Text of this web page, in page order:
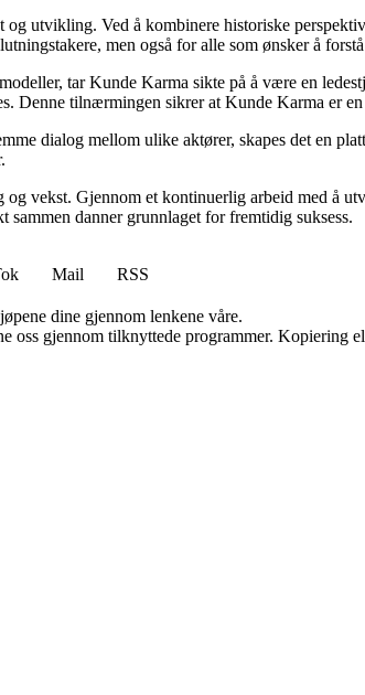
utvikling. Ved å kombinere historiske
men også for alle som ønsker å
tar Kunde Karma sikte på å være en
Denne tilnærmingen sikrer at Kunde Karma er
dialog mellom ulike aktører, skapes det en
vekst. Gjennom et kontinuerlig arbeid med å
danner grunnlaget for fremtidig suksess.
Mail
RSS
dine gjennom lenkene våre.
gjennom tilknyttede programmer. Kopiering